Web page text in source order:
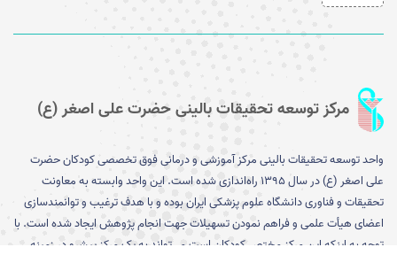
مرکز توسعه تحقیقات بالینی حضرت علی اصغر (ع)
واحد توسعه تحقیقات بالینی مرکز آموزشی و درمانی فوق تخصصی کودکان حضرت
علی اصغر (ع) در سال ۱۳۹۵ را­ه‌­اندازی شده است. این واحد وابسته به معاونت
تحقیقات و فناوری دانشگاه علوم پزشکی ایران بوده و با هدف ترغیب و توانمندسازی
اعضای هیأت علمی و فراهم نمودن تسهیلات جهت انجام پژوهش ایجاد شده است. با
توجه به اینکه این مرکز مختص کودکان است می­‌تواند به یک مرکز پیشرو در زمینه